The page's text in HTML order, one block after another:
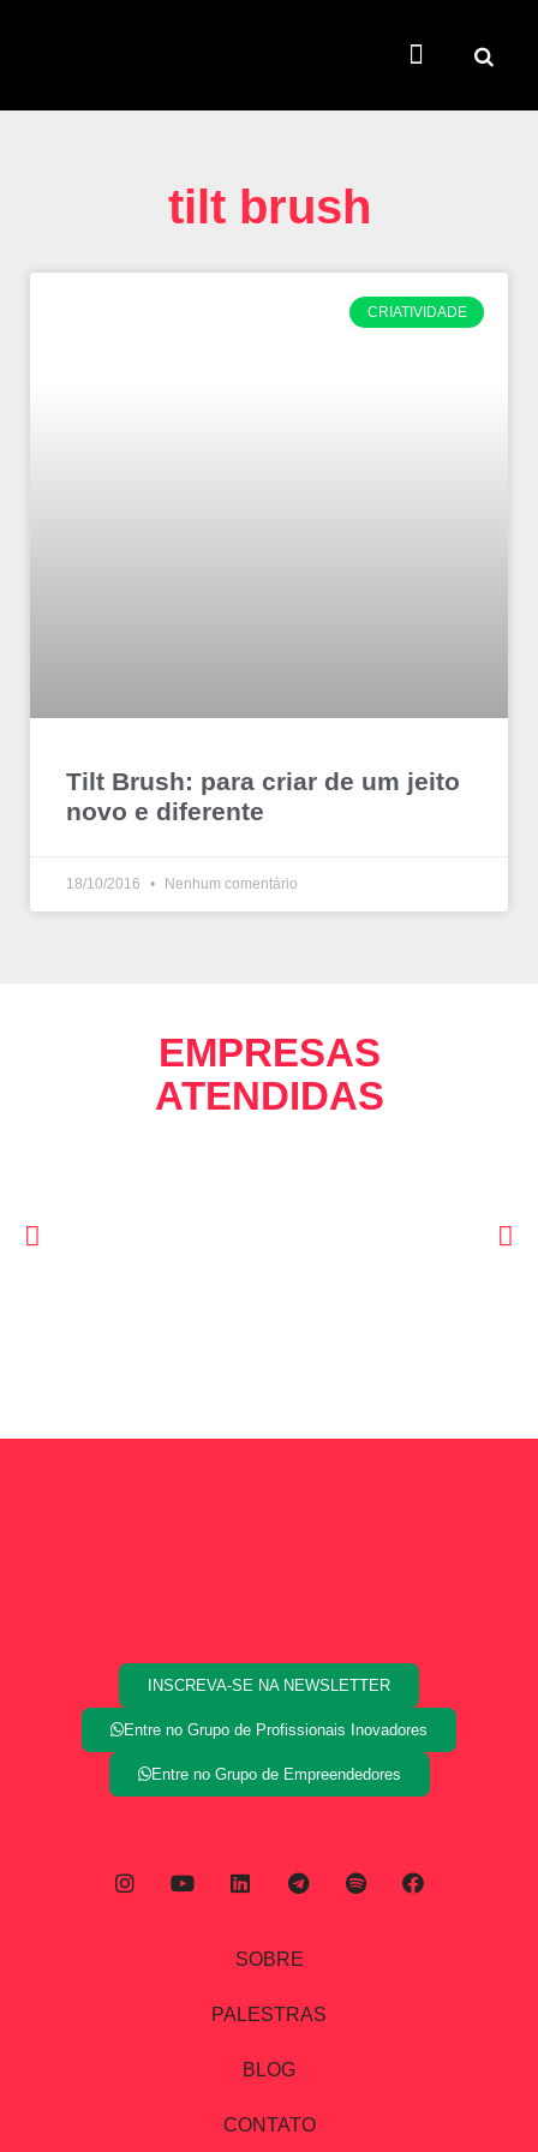
tilt brush
CRIATIVIDADE
Tilt Brush: para criar de um jeito
novo e diferente
18/10/2016 Nenhum comentário
EMPRESAS
ATENDIDAS
INSCREVA-SE NA NEWSLETTER
Entre no Grupo de Profissionais Inovadores
Entre no Grupo de Empreendedores
SOBRE
PALESTRAS
BLOG
CONTATO